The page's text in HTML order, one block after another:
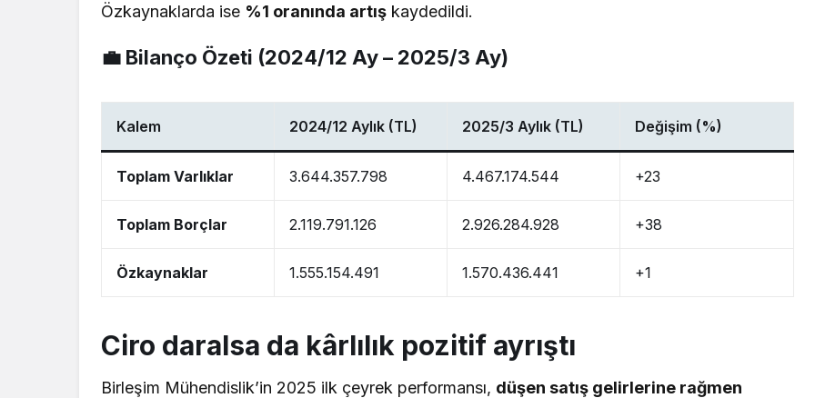
Özkaynaklarda ise %1 oranında artış kaydedildi.
💼 Bilanço Özeti (2024/12 Ay – 2025/3 Ay)
Kalem 2024/12 Aylık (TL) 2025/3 Aylık (TL) Değişim (%)
Toplam Varlıklar 3.644.357.798 4.467.174.544 +23
Toplam Borçlar 2.119.791.126 2.926.284.928 +38
Özkaynaklar 1.555.154.491 1.570.436.441 +1
Ciro daralsa da kârlılık pozitif ayrıştı
Birleşim Mühendislik’in 2025 ilk çeyrek performansı, düşen satış gelirlerine rağmen